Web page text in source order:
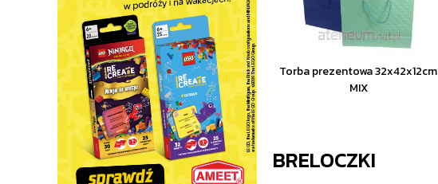
Torba prezentowa 32x42x12cm
MIX
BRELOCZKI